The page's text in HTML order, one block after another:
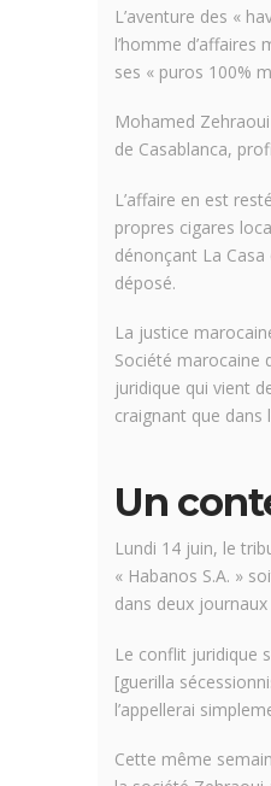
L’aventure des «
l’homme
ses « puros 100%
Mohamed
de Casablanca,
L’affaire en est
propres cigares
dénonçant La
déposé.
La justice
Société marocaine
juridique qui vient
craignant que dans
Un
Lundi 14 juin, le
« Habanos S.A. »
dans deux journaux
Le conflit juridique
[guerilla
l’appellerai
Cette même